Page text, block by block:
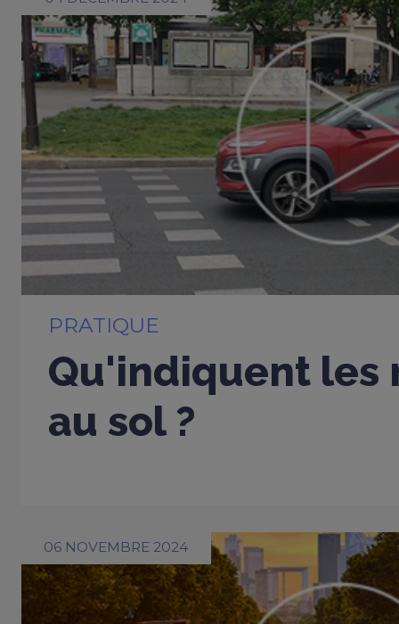
PRATIQUE
Qu'indiquent les
au sol ?
06 NOVEMBRE 2024